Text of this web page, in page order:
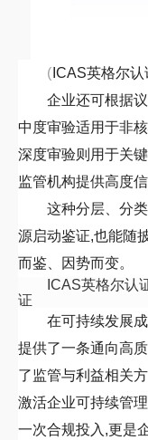
( ICAS英格尔认
企业还可根据
中度审验适用于非
深度审验则用于关
监管机构提供高度信
这种分层、分
源启动鉴证,也能随
而鉴、因势而变。
ICAS英格尔认
证
在可持续发展
提供了一条通向高
了监管与利益相关
激活企业可持续管
一次合规投入,更是